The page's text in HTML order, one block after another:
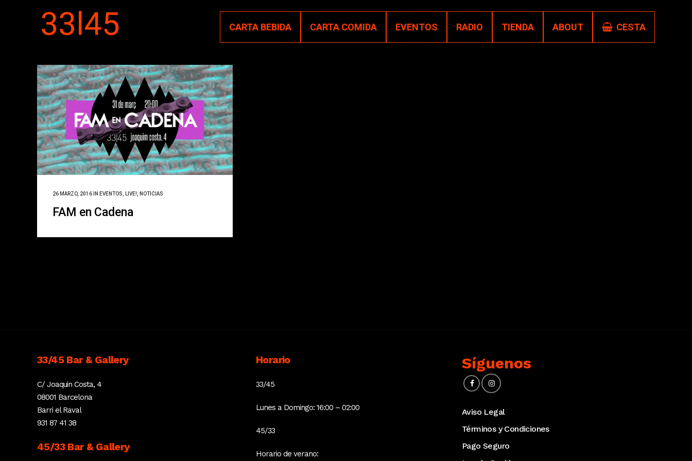
CARTA BEBIDA CARTA COMIDA EVENTOS RADIO TIENDA ABOUT CESTA
26 MARZO, 2016 IN EVENTOS LIVE! NOTICIAS
FAM en Cadena
33/45 Bar & Gallery
C/ Joaquin Costa, 4
08001 Barcelona
Barri el Raval
931 87 41 38
45/33 Bar & Gallery
Horario
33/45
Lunes a Domingo: 16:00 – 02:00
45/33
Horario de verano:
Síguenos
Aviso Legal
Términos y Condiciones
Pago Seguro